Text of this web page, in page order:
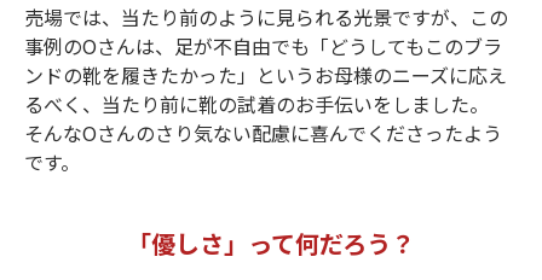
売場では、当たり前のように見られる光景ですが、この
事例のOさんは、足が不自由でも「どうしてもこのブラ
ンドの靴を履きたかった」というお母様のニーズに応え
るべく、当たり前に靴の試着のお手伝いをしました。
そんなOさんのさり気ない配慮に喜んでくださったよう
です。
「優しさ」って何だろう？